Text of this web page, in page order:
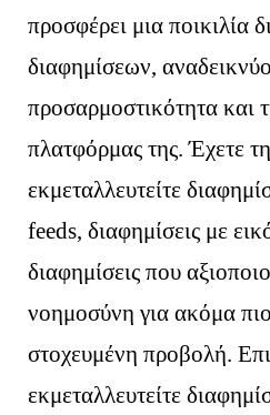
προσφέρει μια ποικιλία
διαφημίσεων,
προσαρμοστικότητα και
πλατφόρμας της. Έχετε
εκμεταλλευτείτε
feeds, διαφημίσεις με
διαφημίσεις που
νοημοσύνη για ακόμα
στοχευμένη προβολή.
εκμεταλλευτείτε